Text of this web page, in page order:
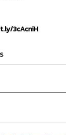
3cAcniH